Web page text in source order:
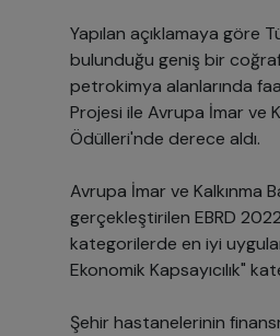
Yapılan açıklamaya göre
bulunduğu geniş bir
petrokimya alanlarında
Projesi ile Avrupa İmar ve
Ödülleri'nde derece aldı.
Avrupa İmar ve Kalkınma
gerçekleştirilen EBRD
kategorilerde en iyi
Ekonomik Kapsayıcılık"
Şehir hastanelerinin